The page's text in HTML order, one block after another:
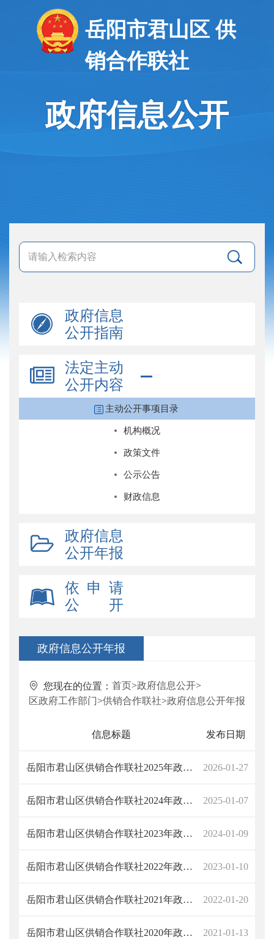
岳阳市君山区 供
销合作联社
政府信息公开
政府信息
公开指南
法定主动
公开内容
主动公开事项目录
机构概况
政策文件
公示公告
财政信息
政府信息
公开年报
依 申 请
公 开
政府信息公开年报
您现在的位置： 首页>政府信息公开>
区政府工作部门>供销合作联社>政府信息公开年报
信息标题 发布日期
岳阳市君山区供销合作联社2025年政府信息公开工作年度报告 2026-01-27
岳阳市君山区供销合作联社2024年政府信息公开工作年度报告 2025-01-07
岳阳市君山区供销合作联社2023年政府信息公开工作年度报告 2024-01-09
岳阳市君山区供销合作联社2022年政府信息公开工作年度报告 2023-01-10
岳阳市君山区供销合作联社2021年政府信息公开工作年度报告 2022-01-20
岳阳市君山区供销合作联社2020年政府信息公开工作年度报告 2021-01-13